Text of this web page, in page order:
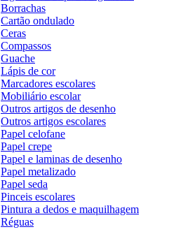
Borrachas
Cartão ondulado
Ceras
Compassos
Guache
Lápis de cor
Marcadores escolares
Mobiliário escolar
Outros artigos de desenho
Outros artigos escolares
Papel celofane
Papel crepe
Papel e laminas de desenho
Papel metalizado
Papel seda
Pinceis escolares
Pintura a dedos e maquilhagem
Réguas